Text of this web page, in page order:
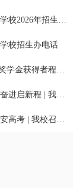
2026年招生专业
校招生办电话
获得者程雨欣专访
年度工作总结暨表彰大会
高考考风考纪与护考工作会议